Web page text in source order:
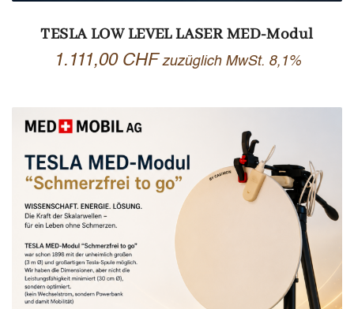
TESLA LOW LEVEL LASER MED-Modul
1.111,00 CHF zuzüglich MwSt. 8,1%